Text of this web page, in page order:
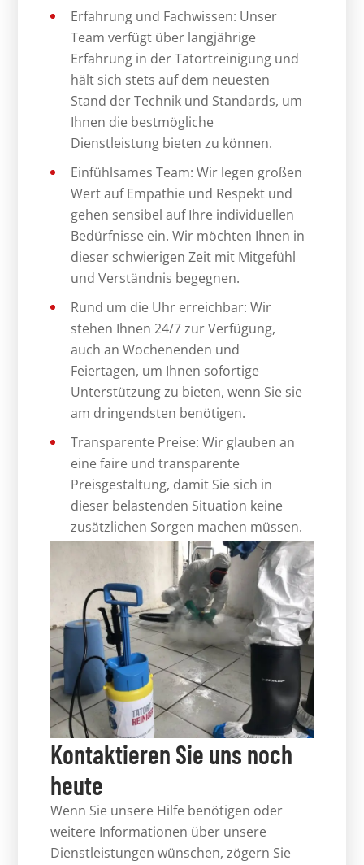
Erfahrung und Fachwissen: Unser
Team verfügt über langjährige
Erfahrung in der Tatortreinigung und
hält sich stets auf dem neuesten
Stand der Technik und Standards, um
Ihnen die bestmögliche
Dienstleistung bieten zu können.
Einfühlsames Team: Wir legen großen
Wert auf Empathie und Respekt und
gehen sensibel auf Ihre individuellen
Bedürfnisse ein. Wir möchten Ihnen in
dieser schwierigen Zeit mit Mitgefühl
und Verständnis begegnen.
Rund um die Uhr erreichbar: Wir
stehen Ihnen 24/7 zur Verfügung,
auch an Wochenenden und
Feiertagen, um Ihnen sofortige
Unterstützung zu bieten, wenn Sie sie
am dringendsten benötigen.
Transparente Preise: Wir glauben an
eine faire und transparente
Preisgestaltung, damit Sie sich in
dieser belastenden Situation keine
zusätzlichen Sorgen machen müssen.
Kontaktieren Sie uns noch
heute
Wenn Sie unsere Hilfe benötigen oder
weitere Informationen über unsere
Dienstleistungen wünschen, zögern Sie